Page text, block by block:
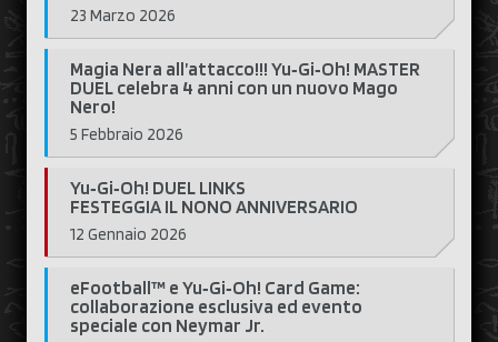
23 Marzo 2026
Magia Nera all’attacco!!! Yu‑Gi‑Oh! MASTER
DUEL celebra 4 anni con un nuovo Mago
Nero!
5 Febbraio 2026
Yu‑Gi‑Oh! DUEL LINKS
FESTEGGIA IL NONO ANNIVERSARIO
12 Gennaio 2026
eFootball™ e Yu‑Gi‑Oh! Card Game:
collaborazione esclusiva ed evento
speciale con Neymar Jr.